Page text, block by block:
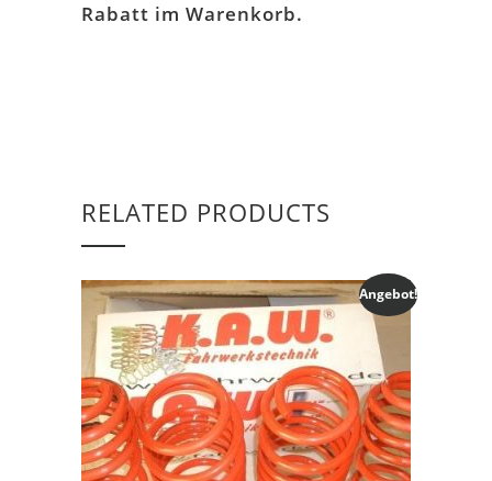
Rabatt im Warenkorb.
RELATED PRODUCTS
Angebot!